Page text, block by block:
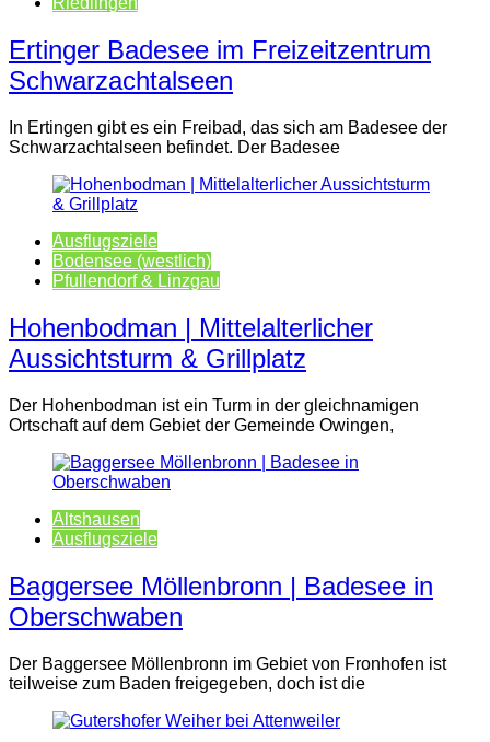
Ertinger Badesee im Freizeitzentrum
Schwarzachtalseen
In Ertingen gibt es ein Freibad, das sich am Badesee der
Schwarzachtalseen befindet. Der Badesee
Ausflugsziele
Bodensee (westlich)
Pfullendorf & Linzgau
Hohenbodman | Mittelalterlicher
Aussichtsturm & Grillplatz
Der Hohenbodman ist ein Turm in der gleichnamigen
Ortschaft auf dem Gebiet der Gemeinde Owingen,
Altshausen
Ausflugsziele
Baggersee Möllenbronn | Badesee in
Oberschwaben
Der Baggersee Möllenbronn im Gebiet von Fronhofen ist
teilweise zum Baden freigegeben, doch ist die